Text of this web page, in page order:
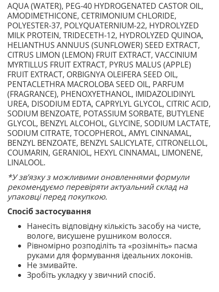
AQUA (WATER), PEG-40 HYDROGENATED CASTOR OIL,
AMODIMETHICONE, CETRIMONIUM CHLORIDE,
POLYESTER-37, POLYQUATERNIUM-22, HYDROLYZED
MILK PROTEIN, TRIDECETH-12, HYDROLYZED QUINOA,
HELIANTHUS ANNUUS (SUNFLOWER) SEED EXTRACT,
CITRUS LIMON (LEMON) FRUIT EXTRACT, VACCINIUM
MYRTILLUS FRUIT EXTRACT, PYRUS MALUS (APPLE)
FRUIT EXTRACT, ORBIGNYA OLEIFERA SEED OIL,
PENTACLETHRA MACROLOBA SEED OIL, PARFUM
(FRAGRANCE), PHENOXYETHANOL, IMIDAZOLIDINYL
UREA, DISODIUM EDTA, CAPRYLYL GLYCOL, CITRIC ACID,
SODIUM BENZOATE, POTASSIUM SORBATE, BUTYLENE
GLYCOL, BENZYL ALCOHOL, GLYCINE, SODIUM LACTATE,
SODIUM CITRATE, TOCOPHEROL, AMYL CINNAMAL,
BENZYL BENZOATE, BENZYL SALICYLATE, CITRONELLOL,
COUMARIN, GERANIOL, HEXYL CINNAMAL, LIMONENE,
LINALOOL.
*У зв’язку з можливими оновленнями формули
рекомендуємо перевіряти актуальний склад на
упаковці перед покупкою.
Спосіб застосування
Нанесіть відповідну кількість засобу на чисте,
вологе, висушене рушником волосся.
Рівномірно розподіліть та «розімніть» пасма
руками для формування ідеальних локонів.
Не змивайте.
Зробіть укладку у звичний спосіб.